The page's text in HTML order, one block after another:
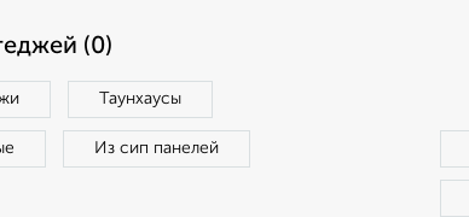
(0)
Таунхаусы
Из сип панелей